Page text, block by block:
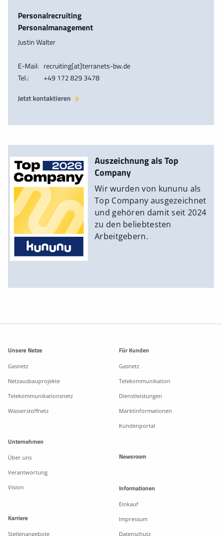
Personalrecruiting
Personalmanagement
Justin Walter
E-Mail: recruiting[at]terranets-bw.de
Tel.:
+49 172 829 3478
Jetzt kontaktieren
Auszeichnung als Top
Company
Wir wurden von kununu als
Top Company ausgezeichnet
und gehören damit seit 2024
zu den beliebtesten
Arbeitgebern.
Weitere Informationen
Unsere Netze
Gasnetz
Netzausbauprojekte
Telekommunikationsnetz
Wasserstoffnetz
Für Kunden
Gasnetz
Telekommunikation
Dienstleistungen
Marktinformationen
Kundenportal
Unternehmen
Über uns
Verantwortung
Vision
Karriere
Stellenangebote
Newsroom
Informationen
Einkauf
Impressum
Datenschutz